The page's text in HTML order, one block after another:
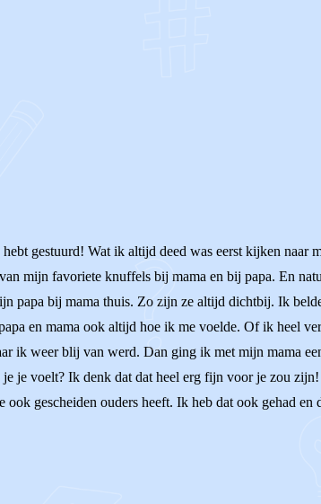
gestuurd! Wat ik altijd deed was eerst kijken naar
mijn favoriete knuffels bij mama en bij papa. En
papa bij mama thuis. Zo zijn ze altijd dichtbij. Ik
en mama ook altijd hoe ik me voelde. Of ik heel
ik weer blij van werd. Dan ging ik met mijn mama
je voelt? Ik denk dat dat heel erg fijn voor je zou
gescheiden ouders heeft. Ik heb dat ook gehad